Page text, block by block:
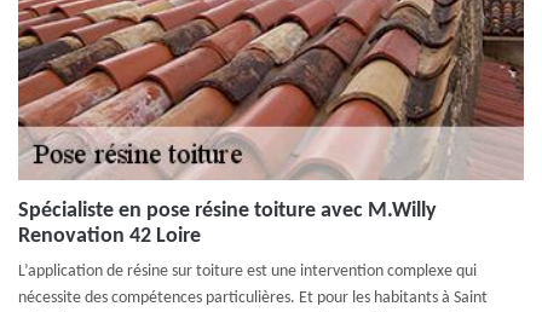
Spécialiste en pose résine toiture avec M.Willy
Renovation 42 Loire
L’application de résine sur toiture est une intervention complexe qui
nécessite des compétences particulières. Et pour les habitants à Saint